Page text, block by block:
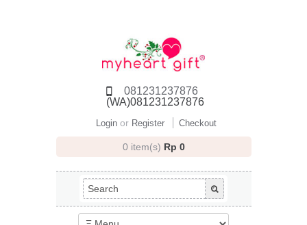
081231237876
(WA)081231237876
Login or Register Checkout
0 item(s) Rp 0